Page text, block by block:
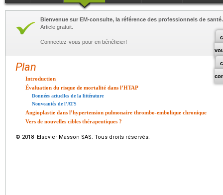
Bienvenue sur EM-consulte, la référence des professionnels de santé.
Article gratuit.
Connectez-vous pour en bénéficier!
Plan
Introduction
Évaluation du risque de mortalité dans l’HTAP
Données actuelles de la littérature
Nouveautés de l’ATS
Angioplastie dans l’hypertension pulmonaire thrombo-embolique chronique
Vers de nouvelles cibles thérapeutiques ?
© 2018 Elsevier Masson SAS. Tous droits réservés.